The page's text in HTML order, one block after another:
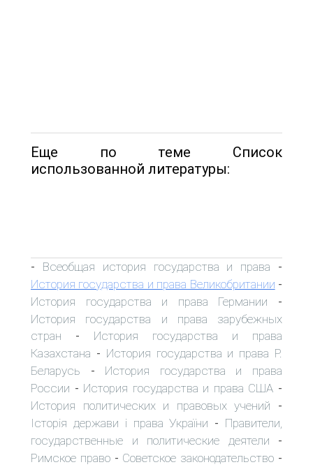
Еще по теме Список
использованной литературы:
- Всеобщая история государства и права -
История государства и права Великобритании -
История государства и права Германии -
История государства и права зарубежных
стран - История государства и права
Казахстана - История государства и права Р.
Беларусь - История государства и права
России - История государства и права США -
История политических и правовых учений -
Історія держави і права України - Правители,
государственные и политические деятели -
Римское право- Советское законодательство -